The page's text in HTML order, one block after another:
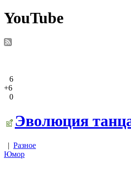
YouTube
6
+6
0
Эволюция
| Разное
Юмор